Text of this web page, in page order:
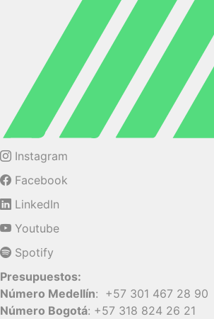
Instagram
Facebook
LinkedIn
Youtube
Spotify
Presupuestos:
Número Medellín: +57 301 467 28 90
Número Bogotá: +57 318 824 26 21